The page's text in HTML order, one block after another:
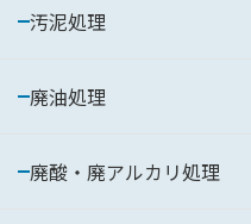
汚泥処理
廃油処理
廃酸・廃アルカリ処理